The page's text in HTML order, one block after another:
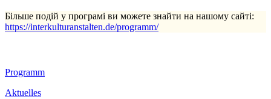
Більше подій у програмі ви можете знайти на нашому сайті:
https://interkulturanstalten.de/programm/
Footer
Inhalt
Programm
Aktuelles